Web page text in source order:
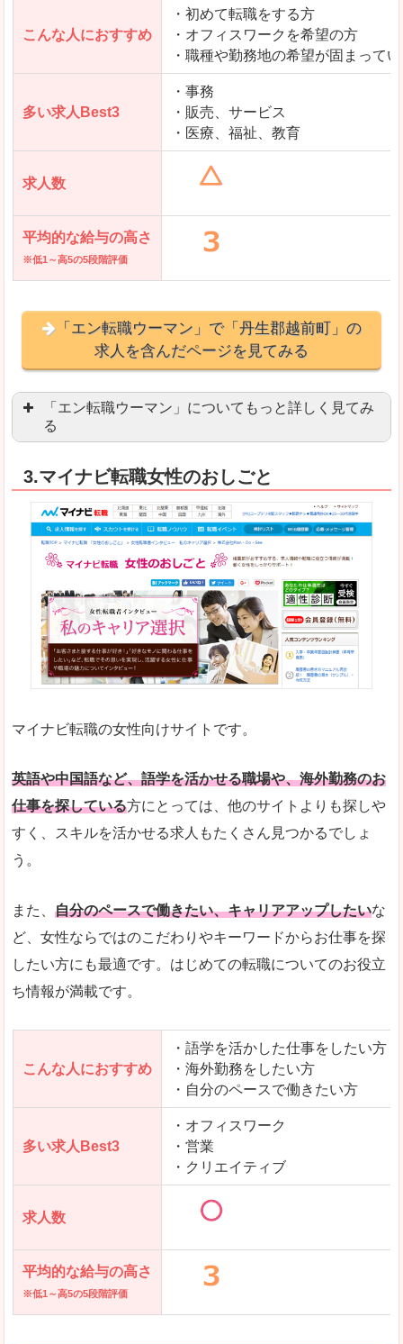
「とらばーゆ」で「丹生郡越前町」の
求人を含んだページを見てみる
こんな人におすすめ
・初めて転職をする方
・オフィスワークを希望の方
・職種や勤務地の希望が固まって
多い求人Best3
・事務
・販売、サービス
・医療、福祉、教育
求人数
平均的な給与の高さ
※低1～高5の5段階評価
「エン転職ウーマン」で「丹生郡越前町」の
求人を含んだページを見てみる
「エン転職ウーマン」についてもっと詳しく見てみ
る
良いところ
職種や勤務地など、すでに次のお仕事がイメージ
転職Q＆Aやノウハウが豊富なうえ、面接サポー
悪いところ
求人の掲載数が少ないです。
TOPページからこだわりや条件などをクイックに
はじめての転職や、転職活動において不安や心配
自分でうまく仕事を探せなくても、会員登録をす
人気度 「エン転職」全体として、会員数がとても多い印
多少検索しづらいのですが、掲載情報はパッと目
「エン転職ウーマン」で「丹生郡越前町」の
3.マイナビ転職女性のおしごと
マイナビ転職の女性向けサイトです。
英語や中国語など、語学を活かせる職場や、海外勤務のお
仕事を探している方にとっては、他のサイトよりも探しや
すく、スキルを活かせる求人もたくさん見つかるでしょ
う。
また、 自分のペースで働きたい、キャリアアップしたいな
ど、女性ならではのこだわりやキーワードからお仕事を探
したい方にも最適です。はじめての転職についてのお役立
ち情報が満載です。
こんな人におすすめ
・語学を活かした仕事をしたい方
・海外勤務をしたい方
・自分のペースで働きたい方
多い求人Best3
・オフィスワーク
・営業
・クリエイティブ
求人数
平均的な給与の高さ
※低1～高5の5段階評価